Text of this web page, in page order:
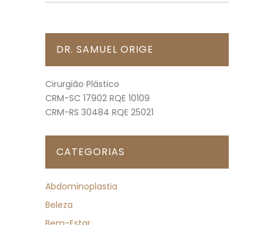
DR. SAMUEL ORIGE
Cirurgião Plástico
CRM-SC 17902 RQE 10109
CRM-RS 30484 RQE 25021
CATEGORIAS
Abdominoplastia
Beleza